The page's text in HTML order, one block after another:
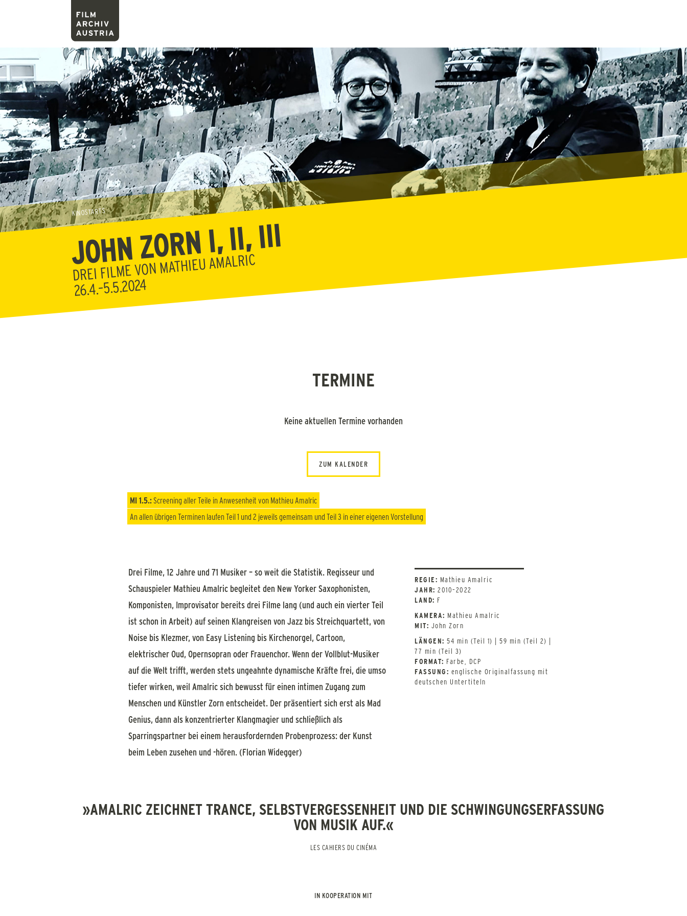
KINOSTARTS
JOHN ZORN I, II, III
DREI FILME VON MATHIEU AMALRIC
26.4.–5.5.2024
TERMINE
Keine aktuellen Termine vorhanden
ZUM KALENDER
MI 1.5.:Screening aller Teile in Anwesenheit von Mathieu Amalric
An allen übrigen Terminen laufen Teil 1 und 2 jeweils gemeinsam und Teil 3 in einer eigenen Vorstellung
Drei Filme, 12 Jahre und 71 Musiker – so weit die Statistik. Regisseur und
Schauspieler Mathieu Amalric begleitet den New Yorker Saxophonisten,
Komponisten, Improvisator bereits drei Filme lang (und auch ein vierter Teil
ist schon in Arbeit) auf seinen Klangreisen von Jazz bis Streichquartett, von
Noise bis Klezmer, von Easy Listening bis Kirchenorgel, Cartoon,
elektrischer Oud, Opernsopran oder Frauenchor. Wenn der Vollblut-Musiker
auf die Welt trifft, werden stets ungeahnte dynamische Kräfte frei, die umso
tiefer wirken, weil Amalric sich bewusst für einen intimen Zugang zum
Menschen und Künstler Zorn entscheidet. Der präsentiert sich erst als Mad
Genius, dann als konzentrierter Klangmagier und schließlich als
Sparringspartner bei einem herausfordernden Probenprozess: der Kunst
beim Leben zusehen und -hören. (Florian Widegger)
REGIE: Mathieu Amalric
JAHR: 2010–2022
LAND: F
KAMERA: Mathieu Amalric
MIT: John Zorn
LÄNGEN: 54 min (Teil 1) | 59 min (Teil 2) |
77 min (Teil 3)
FORMAT: Farbe, DCP
FASSUNG: englische Originalfassung mit
deutschen Untertiteln
»AMALRIC ZEICHNET TRANCE, SELBSTVERGESSENHEIT UND DIE SCHWINGUNGSERFASSUNG
VON MUSIK AUF.«
LES CAHIERS DU CINÉMA
IN KOOPERATION MIT